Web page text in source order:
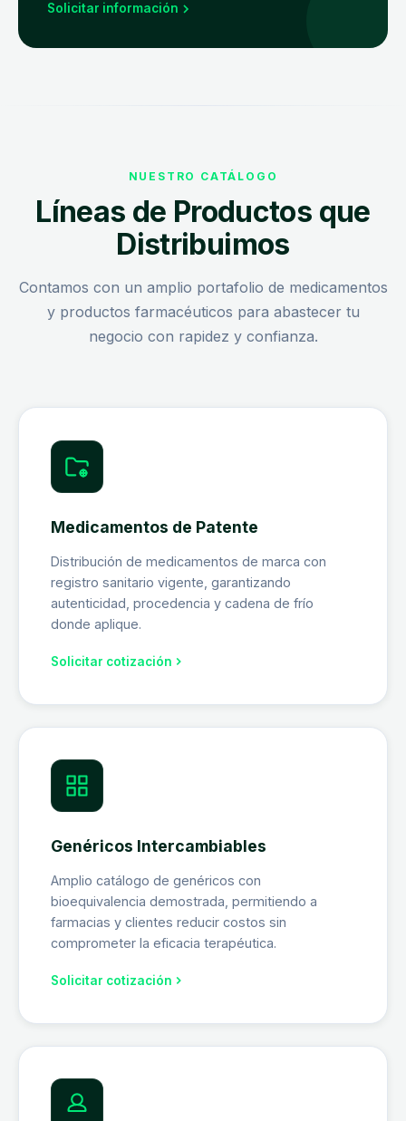
Solicitar información
NUESTRO CATÁLOGO
Líneas de Productos que
Distribuimos
Contamos con un amplio portafolio de medicamentos
y productos farmacéuticos para abastecer tu
negocio con rapidez y confianza.
Medicamentos de Patente
Distribución de medicamentos de marca con
registro sanitario vigente, garantizando
autenticidad, procedencia y cadena de frío
donde aplique.
Solicitar cotización
Genéricos Intercambiables
Amplio catálogo de genéricos con
bioequivalencia demostrada, permitiendo a
farmacias y clientes reducir costos sin
comprometer la eficacia terapéutica.
Solicitar cotización